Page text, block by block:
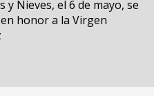
y Nieves, el 6 de mayo, se
honor a la Virgen